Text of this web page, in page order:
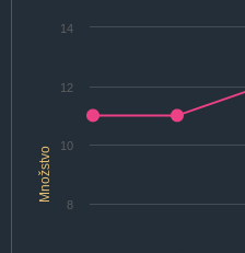
Množstvo
8
10
12
14